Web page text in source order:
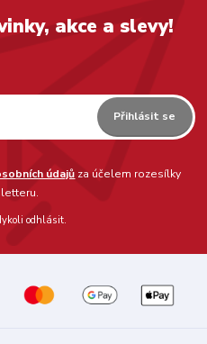
akce a slevy!
Přihlásit se
údajů za účelem rozesílky
odhlásit.